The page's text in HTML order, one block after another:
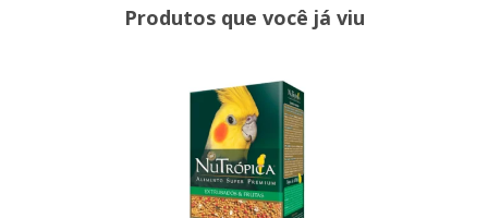
Produtos que você já viu